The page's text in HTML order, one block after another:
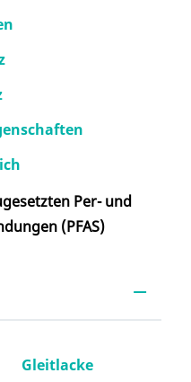
Per- und
(PFAS)
Gleitlacke